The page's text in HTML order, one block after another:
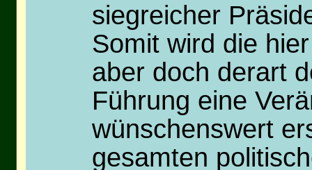
siegreicher
Somit wird die
aber doch derart
Führung eine
wünschenswert
gesamten